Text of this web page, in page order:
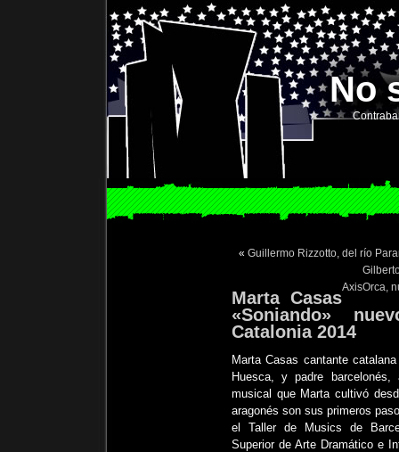
No
« Guillermo Rizzotto, del río
AxisOrca,
Marta Casas
«Soniando»
Catalonia 2014
Marta Casas cantante
Huesca, y padre
musical que Marta cultivó
aragonés son sus primeros
el Taller de Musics de
Superior de Arte Dramático e